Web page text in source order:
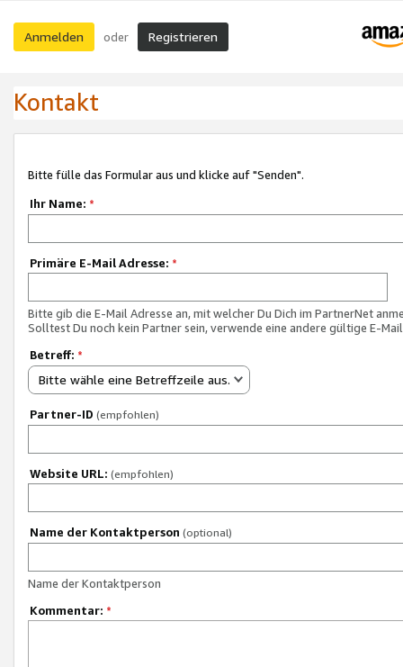
Anmelden oder Registrieren
Kontakt
Bitte fülle das Formular aus und klicke auf "Senden".
Ihr Name: *
Primäre E-Mail Adresse: *
Bitte gib die E-Mail Adresse an, mit welcher Du Dich im PartnerNet
Solltest Du noch kein Partner sein, verwende eine andere gültige E-
Betreff: *
Bitte wähle eine Betreffzeile aus.
Partner-ID (empfohlen)
Website URL: (empfohlen)
Name der Kontaktperson (optional)
Name der Kontaktperson
Kommentar: *